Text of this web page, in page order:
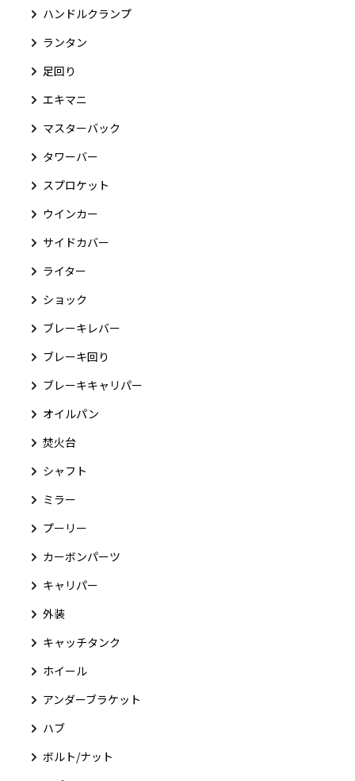
ハンドルクランプ
ランタン
足回り
エキマニ
マスターバック
タワーバー
スプロケット
ウインカー
サイドカバー
ライター
ショック
ブレーキレバー
ブレーキ回り
ブレーキキャリパー
オイルパン
焚火台
シャフト
ミラー
プーリー
カーボンパーツ
キャリパー
外装
キャッチタンク
ホイール
アンダーブラケット
ハブ
ボルト/ナット